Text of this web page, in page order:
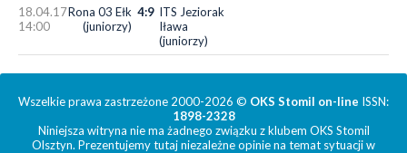
18.04.17
14:00
Rona 03 Ełk
(juniorzy)
4:9 ITS Jeziorak
Iława
(juniorzy)
Wszelkie prawa zastrzeżone 2000-2026 © OKS Stomil on-line ISSN:
1898-2328
Niniejsza witryna nie ma żadnego związku z klubem OKS Stomil
Olsztyn. Prezentujemy tutaj niezależne opinie na temat sytuacji w